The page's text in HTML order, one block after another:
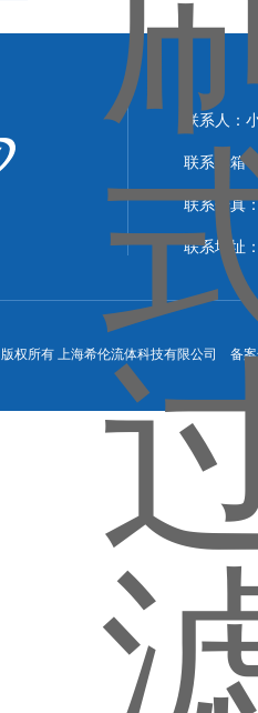
联系人：
联系邮箱
联系传真
联系地址
版权所有 上海希伦流体科技有限公司 备